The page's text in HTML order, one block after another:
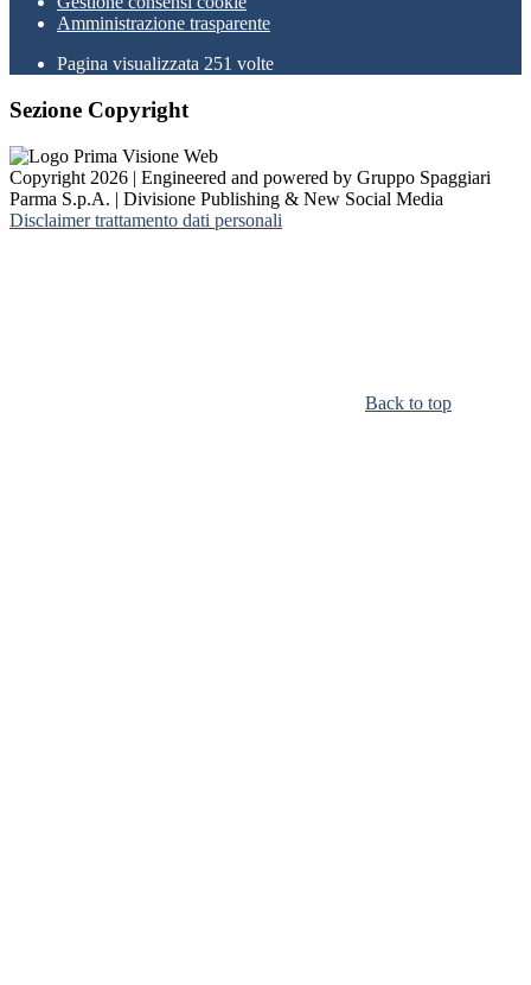
Amministrazione trasparente
Pagina visualizzata 251 volte
Sezione Copyright
Copyright 2026 | Engineered and powered by Gruppo Spaggiari
Parma S.p.A. | Divisione Publishing & New Social Media
Disclaimer trattamento dati personali
Back to top